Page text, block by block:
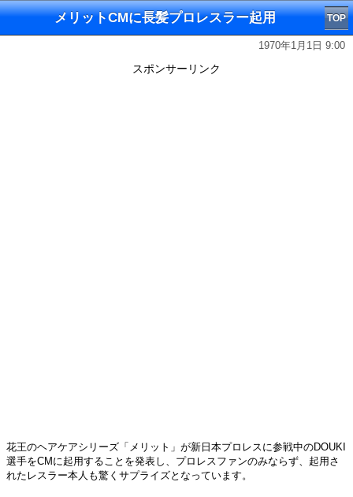
メリットCMに長髪プロレスラー起用 TOP
1970年1月1日 9:00
スポンサーリンク
花王のヘアケアシリーズ「メリット」が新日本プロレスに参戦中のDOUKI
選手をCMに起用することを発表し、プロレスファンのみならず、起用さ
れたレスラー本人も驚くサプライズとなっています。